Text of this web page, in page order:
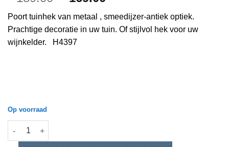
was:
€ 189.00.
is:
€ 169.00.
Poort tuinhek van metaal , smeedijzer-antiek optiek.
Prachtige decoratie in uw tuin. Of stijlvol hek voor uw
wijnkelder. H4397
Op voorraad
Poort tuinhek van ijzer, Antiek-smeedijzer-look voor tuin en